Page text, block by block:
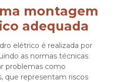
montagem
adequada
elétrico é realizada por
as normas técnicas
problemas como
que representam riscos